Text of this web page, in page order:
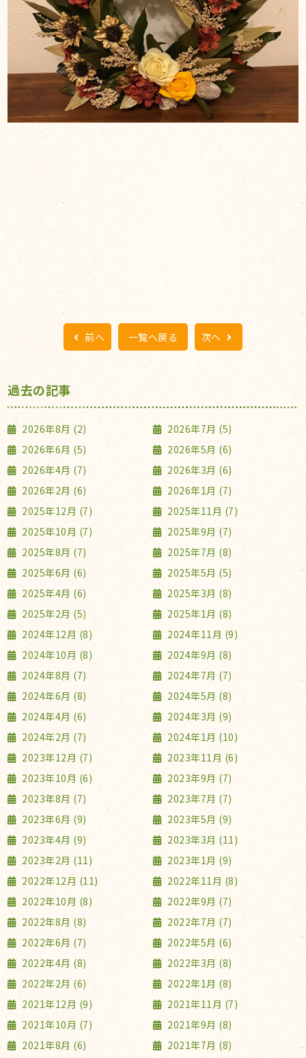
前へ 一覧へ戻る 次へ
過去の記事
2026年8月 (2)
2026年7月 (5)
2026年6月 (5)
2026年5月 (6)
2026年4月 (7)
2026年3月 (6)
2026年2月 (6)
2026年1月 (7)
2025年12月 (7)
2025年11月 (7)
2025年10月 (7)
2025年9月 (7)
2025年8月 (7)
2025年7月 (8)
2025年6月 (6)
2025年5月 (5)
2025年4月 (6)
2025年3月 (8)
2025年2月 (5)
2025年1月 (8)
2024年12月 (8)
2024年11月 (9)
2024年10月 (8)
2024年9月 (8)
2024年8月 (7)
2024年7月 (7)
2024年6月 (8)
2024年5月 (8)
2024年4月 (6)
2024年3月 (9)
2024年2月 (7)
2024年1月 (10)
2023年12月 (7)
2023年11月 (6)
2023年10月 (6)
2023年9月 (7)
2023年8月 (7)
2023年7月 (7)
2023年6月 (9)
2023年5月 (9)
2023年4月 (9)
2023年3月 (11)
2023年2月 (11)
2023年1月 (9)
2022年12月 (11)
2022年11月 (8)
2022年10月 (8)
2022年9月 (7)
2022年8月 (8)
2022年7月 (7)
2022年6月 (7)
2022年5月 (6)
2022年4月 (8)
2022年3月 (8)
2022年2月 (6)
2022年1月 (8)
2021年12月 (9)
2021年11月 (7)
2021年10月 (7)
2021年9月 (8)
2021年8月 (6)
2021年7月 (8)